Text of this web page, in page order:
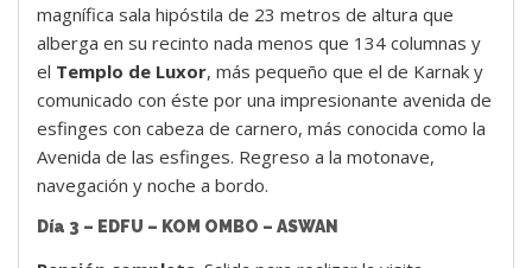
magnífica sala hipóstila de 23 metros de altura que
alberga en su recinto nada menos que 134 columnas y
el Templo de Luxor, más pequeño que el de Karnak y
comunicado con éste por una impresionante avenida de
esfinges con cabeza de carnero, más conocida como la
Avenida de las esfinges. Regreso a la motonave,
navegación y noche a bordo.
Día 3 – EDFU – KOM OMBO – ASWAN